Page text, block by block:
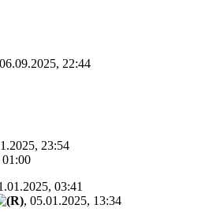
22:44
23:54
03:41
, 05.01.2025, 13:34